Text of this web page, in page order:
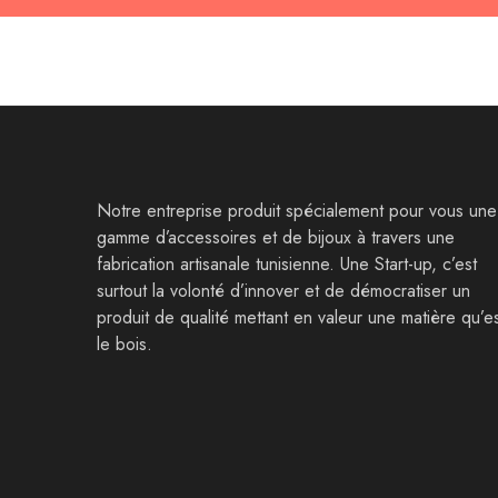
Notre entreprise produit spécialement pour vous une
gamme d’accessoires et de bijoux à travers une
fabrication artisanale tunisienne. Une Start-up, c’est
surtout la volonté d’innover et de démocratiser un
produit de qualité mettant en valeur une matière
le bois.